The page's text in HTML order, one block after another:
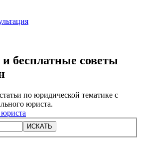
бесплатные советы
по юридической тематике с
юриста.